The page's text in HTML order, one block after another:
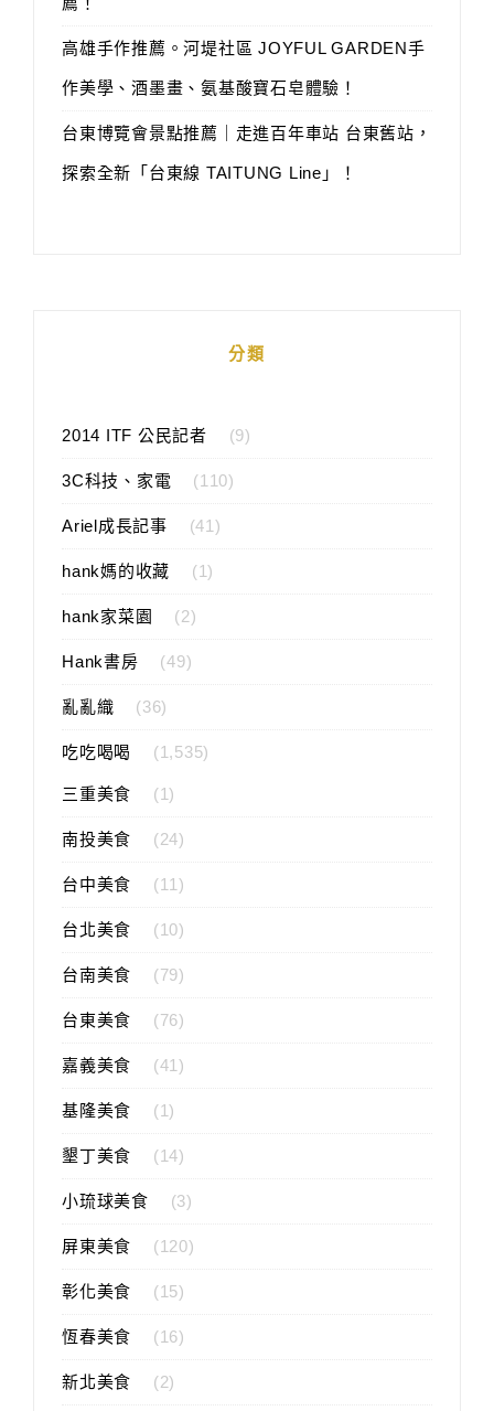
高雄手作推薦。河堤社區 JOYFUL GARDEN手
作美學、酒墨畫、氨基酸寶石皂體驗！
台東博覽會景點推薦｜走進百年車站 台東舊站，
探索全新「台東線 TAITUNG Line」！
分類
2014 ITF 公民記者 (9)
3C科技、家電 (110)
Ariel成長記事 (41)
hank媽的收藏 (1)
hank家菜園 (2)
Hank書房 (49)
亂亂織 (36)
吃吃喝喝 (1,535)
三重美食 (1)
南投美食 (24)
台中美食 (11)
台北美食 (10)
台南美食 (79)
台東美食 (76)
嘉義美食 (41)
基隆美食 (1)
墾丁美食 (14)
小琉球美食 (3)
屏東美食 (120)
彰化美食 (15)
恆春美食 (16)
新北美食 (2)